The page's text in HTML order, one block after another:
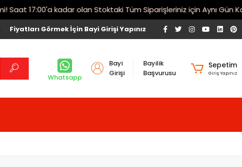
17:00'a kadar olan Stoktaki Tüm Siparişleriniz için Aynı Gün
Fiyatları Görmek İçin Bayi Girişi Yapınız
Whatsapp
Bayi
Girişi
Bayilik
Başvurusu
Sepetim
Giriş Yapınız